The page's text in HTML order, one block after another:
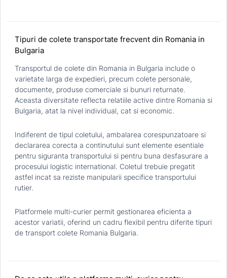
Tipuri de colete transportate frecvent din Romania in
Bulgaria
Transportul de colete din Romania in Bulgaria include o
varietate larga de expedieri, precum colete personale,
documente, produse comerciale si bunuri returnate.
Aceasta diversitate reflecta relatiile active dintre Romania si
Bulgaria, atat la nivel individual, cat si economic.
Indiferent de tipul coletului, ambalarea corespunzatoare si
declararea corecta a continutului sunt elemente esentiale
pentru siguranta transportului si pentru buna desfasurare a
procesului logistic international. Coletul trebuie pregatit
astfel incat sa reziste manipularii specifice transportului
rutier.
Platformele multi-curier permit gestionarea eficienta a
acestor variatii, oferind un cadru flexibil pentru diferite tipuri
de transport colete Romania Bulgaria.